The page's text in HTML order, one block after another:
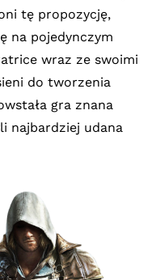
tę propozycję,
na pojedynczym
wraz ze swoimi
do tworzenia
gra znana
najbardziej udana